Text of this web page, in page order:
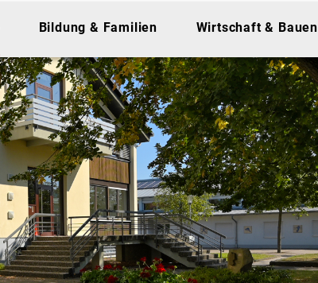
Bildung & Familien Wirtschaft & Bauen